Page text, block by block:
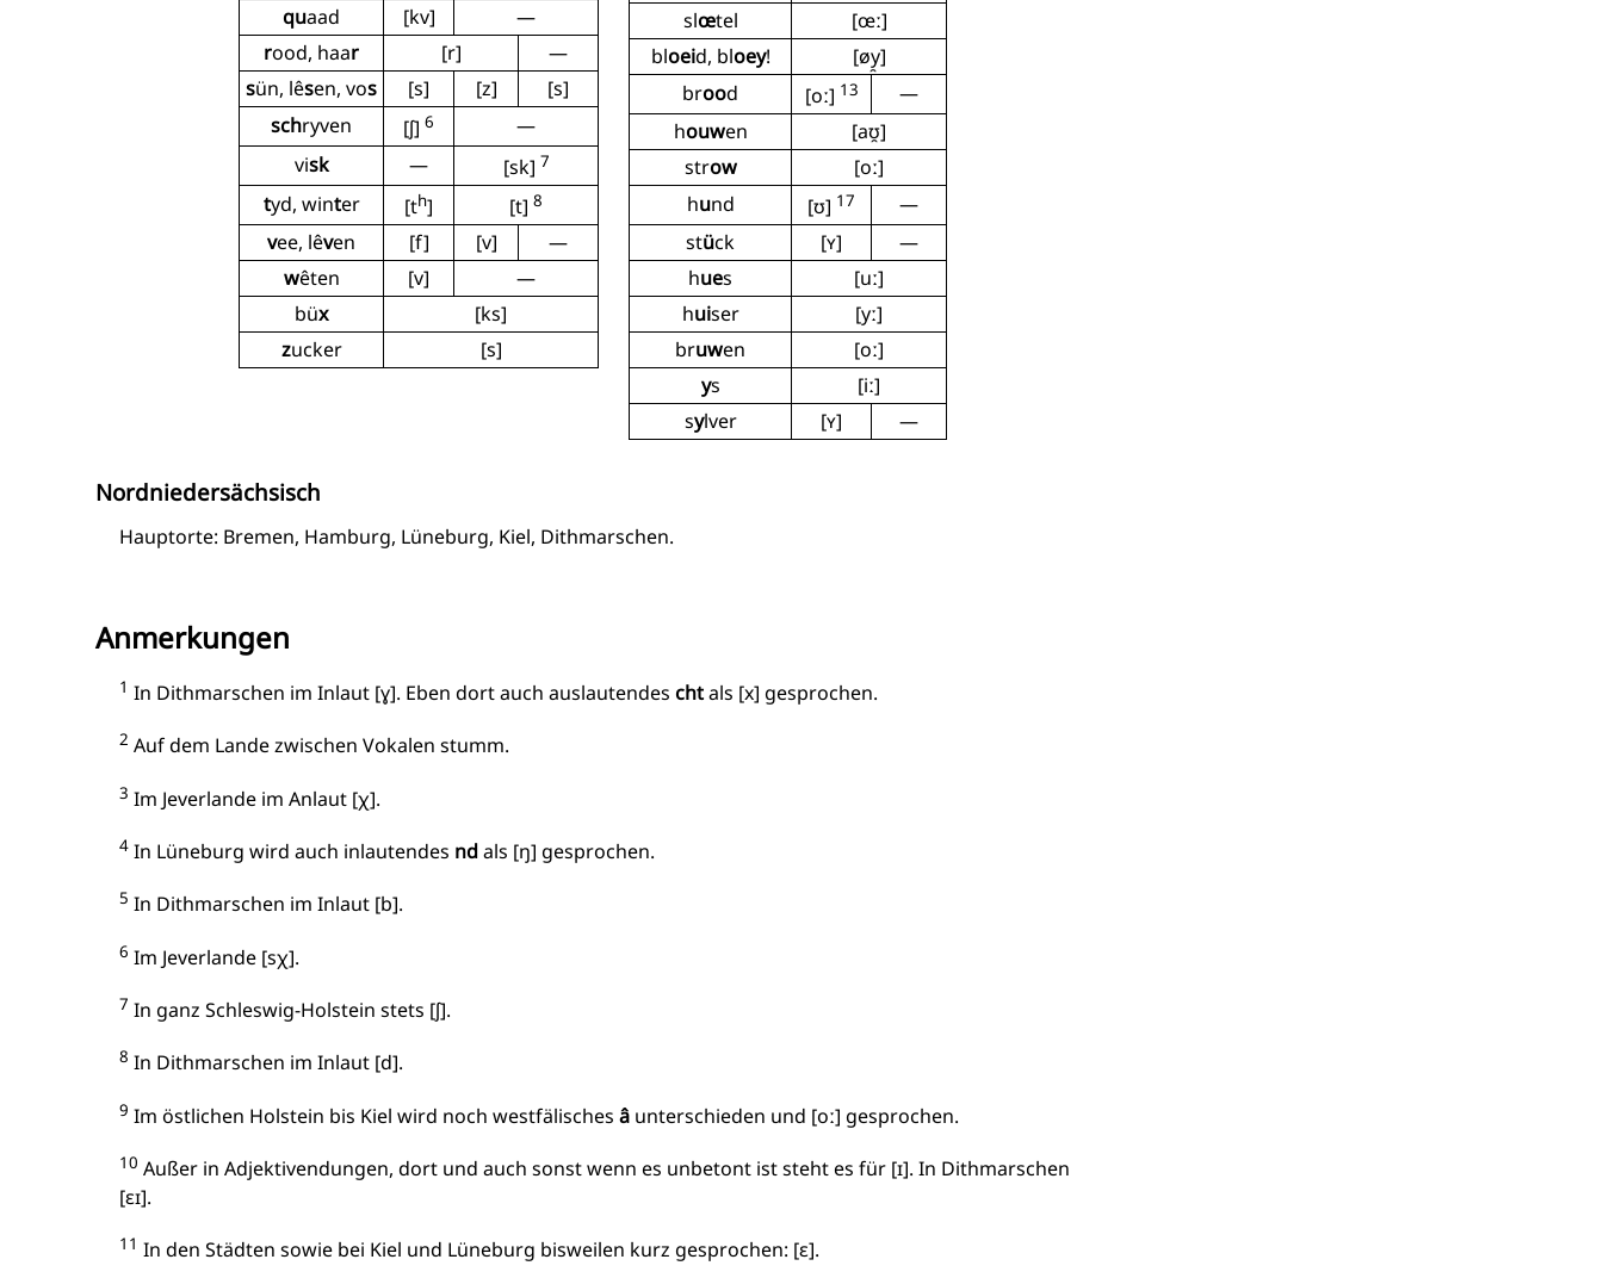
quaad [kv]
—
rood, haar [r]
—
sün, lêsen, vos [s] [z]
[s]
schryven [ʃ] 6
—
visk — [sk] 7
tyd, winter [th] [t] 8
vee, lêven [f] [v]
—
wêten [v]
—
büx
[ks]
zucker [s]
slœtel
[œː]
bloeid, bloey!
[øy̯]
brood [oː] 13
—
houwen
[aʊ̯]
strow
[oː]
hund [ʊ] 17
—
stück [ʏ]
—
hues
[uː]
huiser
[yː]
bruwen
[oː]
ys
[iː]
sylver [ʏ] —
Nordniedersächsisch
Hauptorte: Bremen, Hamburg, Lüneburg, Kiel, Dithmarschen.
Anmerkungen
1 In Dithmarschen im Inlaut [ɣ]. Eben dort auch auslautendes chtals [x] gesprochen.
2 Auf dem Lande zwischen Vokalen stumm.
3 Im Jeverlande im Anlaut [χ].
4 In Lüneburg wird auch inlautendes ndals [ŋ] gesprochen.
5 In Dithmarschen im Inlaut [b].
6 Im Jeverlande [sχ].
7 In ganz Schleswig-Holstein stets [ʃ].
8 In Dithmarschen im Inlaut [d].
9 Im östlichen Holstein bis Kiel wird noch westfälisches â unterschieden und [oː] gesprochen.
10 Außer in Adjektivendungen, dort und auch sonst wenn es unbetont ist steht es für [ɪ]. In Dithmarschen
[ɛɪ].
11 In den Städten sowie bei Kiel und Lüneburg bisweilen kurz gesprochen: [ɛ].